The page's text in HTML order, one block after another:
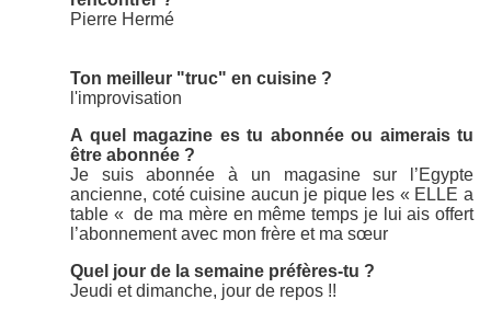
Pierre Hermé
Ton meilleur "truc" en cuisine ?
l'improvisation
A quel magazine es tu abonnée ou aimerais tu
être abonnée ?
Je suis abonnée à un magasine sur l’Egypte
ancienne, coté cuisine aucun je pique les « ELLE a
table « de ma mère en même temps je lui ais offert
l’abonnement avec mon frère et ma sœur
Quel jour de la semaine préfères-tu ?
Jeudi et dimanche, jour de repos !!